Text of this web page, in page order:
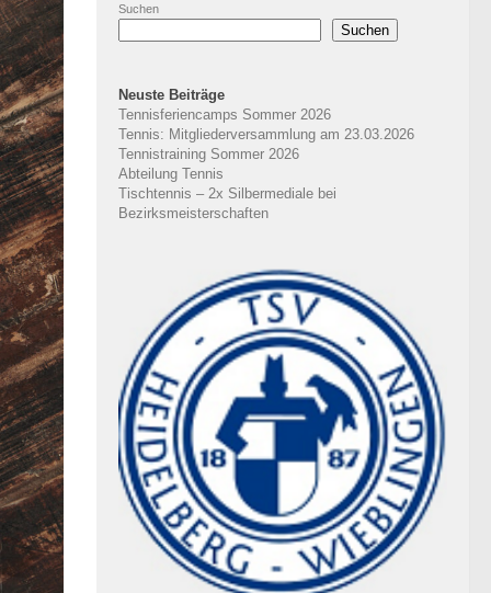
Suchen
Suchen
Neuste Beiträge
Tennisferiencamps Sommer 2026
Tennis: Mitgliederversammlung am 23.03.2026
Tennistraining Sommer 2026
Abteilung Tennis
Tischtennis – 2x Silbermediale bei
Bezirksmeisterschaften